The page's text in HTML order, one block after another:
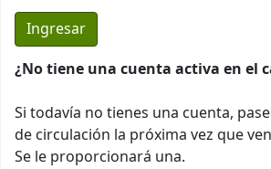
¿No tiene una cuenta activa en el
Si todavía no tienes una cuenta,
de circulación la próxima vez que
Se le proporcionará una.